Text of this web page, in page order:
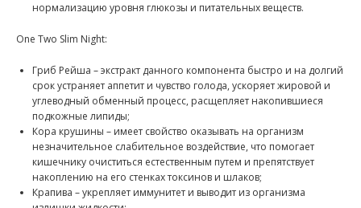
нормализацию уровня глюкозы и питательных веществ.
One Two Slim Night:
Гриб Рейша – экстракт данного компонента быстро и на долгий
срок устраняет аппетит и чувство голода, ускоряет жировой и
углеводный обменный процесс, расщепляет накопившиеся
подкожные липиды;
Кора крушины – имеет свойство оказывать на организм
незначительное слабительное воздействие, что помогает
кишечнику очиститься естественным путем и препятствует
накоплению на его стенках токсинов и шлаков;
Крапива – укрепляет иммунитет и выводит из организма